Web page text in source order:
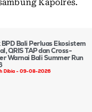
Kapolres.
BPD Bali Perluas Ekosistem
QRIS TAP dan Cross-
Warnai Bali Summer Run
Dibia 09-08-2026